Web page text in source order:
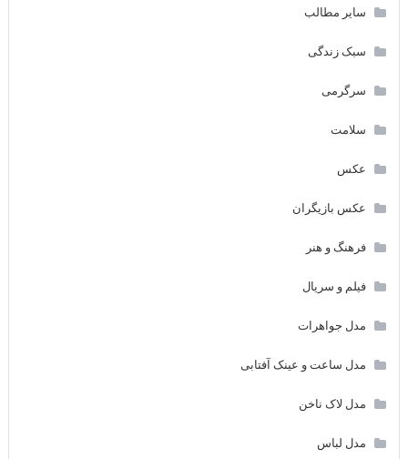
سایر مطالب
سبک زندگی
سرگرمی
سلامت
عکس
عکس بازیگران
فرهنگ و هنر
فیلم و سریال
مدل جواهرات
مدل ساعت و عینک آفتابی
مدل لاک ناخن
مدل لباس